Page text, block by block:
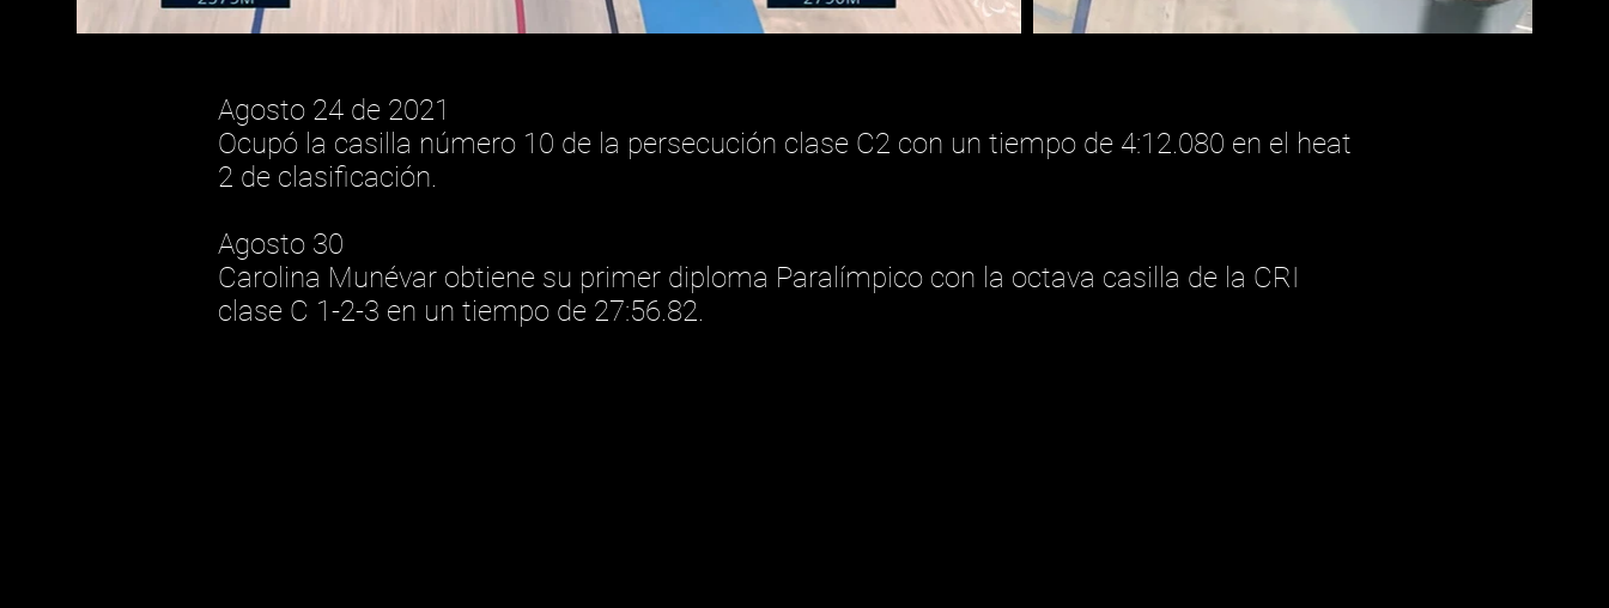
Agosto 24 de 2021
Ocupó la casilla número 10 de la persecución clase C2 con un tiempo de 4:12.080 en el heat
2 de clasificación.
Agosto 30
Carolina Munévar obtiene su primer diploma Paralímpico con la octava casilla de la CRI
clase C 1-2-3 en un tiempo de 27:56.82.